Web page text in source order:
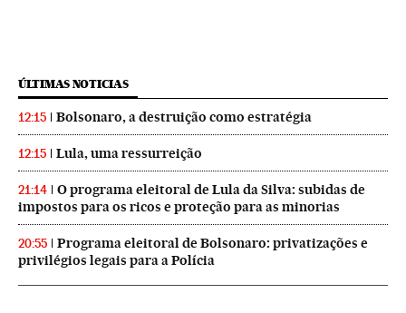
ÚLTIMAS NOTICIAS
12:15 Bolsonaro, a destruição como estratégia
12:15 Lula, uma ressurreição
21:14
O programa eleitoral de Lula da Silva: subidas de
impostos para os ricos e proteção para as minorias
20:55
Programa eleitoral de Bolsonaro: privatizações e
privilégios legais para a Polícia